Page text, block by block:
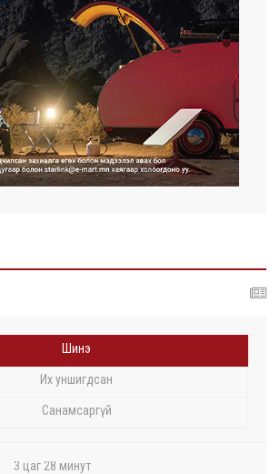
Шинэ
Их уншигдсан
Санамсаргүй
3 цаг 28 минут